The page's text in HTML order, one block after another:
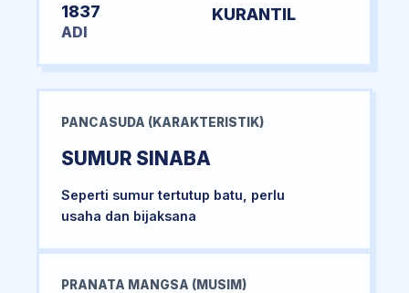
1837
ADI
KURANTIL
PANCASUDA (KARAKTERISTIK)
SUMUR SINABA
Seperti sumur tertutup batu, perlu
usaha dan bijaksana
PRANATA MANGSA (MUSIM)